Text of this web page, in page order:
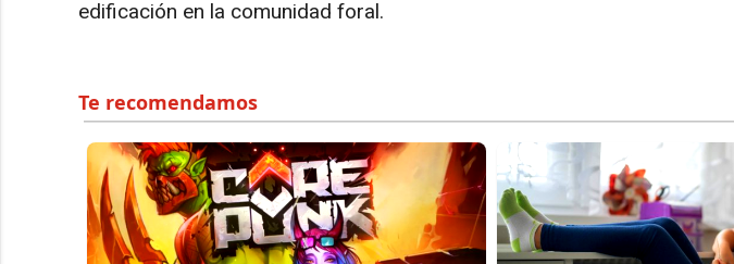
edificación en la comunidad foral.